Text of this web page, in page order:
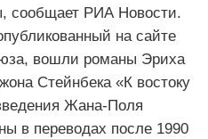
сообщает РИА Новости.
на сайте
вошли романы Эриха
Стейнбека «К востоку
Жана-Поля
в переводах после 1990